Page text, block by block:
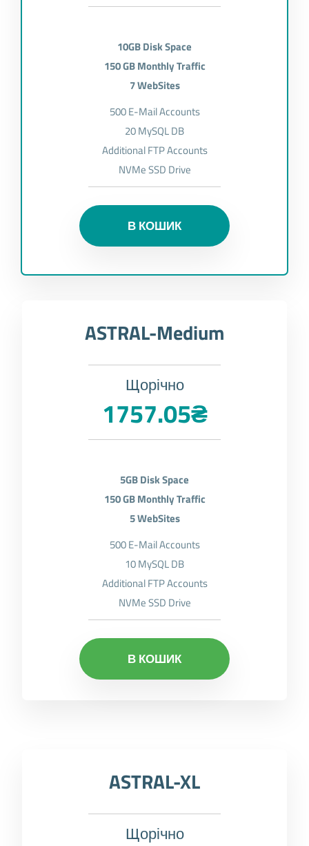
10GB Disk Space
150 GB Monthly Traffic
7 WebSites
500 E-Mail Accounts
20 MySQL DB
Additional FTP Accounts
NVMe SSD Drive
В КОШИК
ASTRAL-Medium
Щорічно
1757.05₴
5GB Disk Space
150 GB Monthly Traffic
5 WebSites
500 E-Mail Accounts
10 MySQL DB
Additional FTP Accounts
NVMe SSD Drive
В КОШИК
ASTRAL-XL
Щорічно